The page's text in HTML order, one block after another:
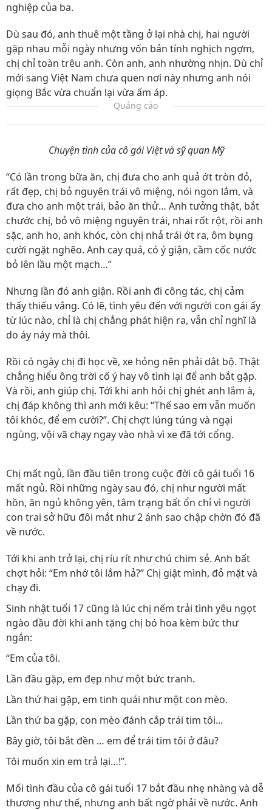
nghiệp của ba.
Dù sau đó, anh thuê một tầng ở lại nhà chị, hai người
gặp nhau mỗi ngày nhưng vốn bản tính nghịch ngợm,
chị chỉ toàn trêu anh. Còn anh, anh nhường nhịn. Dù chỉ
mới sang Việt Nam chưa quen nơi này nhưng anh nói
giọng Bắc vừa chuẩn lại vừa ấm áp.
Quảng cáo
Chuyện tình của cô gái Việt và sỹ quan Mỹ
“Có lần trong bữa ăn, chị đưa cho anh quả ớt tròn đỏ,
rất đẹp, chị bỏ nguyên trái vô miệng, nói ngon lắm, và
đưa cho anh một trái, bảo ăn thử… Anh tưởng thật, bắt
chước chị, bỏ vô miệng nguyên trái, nhai rốt rột, rồi anh
sặc, anh ho, anh khóc, còn chị nhả trái ớt ra, ôm bụng
cười ngặt nghẽo. Anh cay quá, có ý giận, cầm cốc nước
bỏ lên lầu một mạch…”
Nhưng lần đó anh giận. Rồi anh đi công tác, chị cảm
thấy thiếu vắng. Có lẽ, tình yêu đến với người con gái ấy
từ lúc nào, chỉ là chị chẳng phát hiện ra, vẫn chỉ nghĩ là
do áy náy mà thôi.
Rồi có ngày chị đi học về, xe hỏng nên phải dắt bộ. Thật
chẳng hiểu ông trời cố ý hay vô tình lại để anh bắt gặp.
Và rồi, anh giúp chị. Tới khi anh hỏi chị ghét anh lắm à,
chị đáp không thì anh mới kêu: “Thế sao em vẫn muốn
tôi khóc, để em cười?”. Chị chợt lúng túng và ngại
ngùng, vội vã chạy ngay vào nhà vì xe đã tới cổng.
Chị mất ngủ, lần đầu tiên trong cuộc đời cô gái tuổi 16
mất ngủ. Rồi những ngày sau đó, chị như người mất
hồn, ăn ngủ không yên, tâm trạng bất ổn chỉ vì người
con trai sở hữu đôi mắt như 2 ánh sao chập chờn đó đã
về nước.
Tới khi anh trở lại, chị ríu rít như chú chim sẻ. Anh bất
chợt hỏi: “Em nhớ tôi lắm hả?” Chị giật mình, đỏ mặt và
chạy đi.
Sinh nhật tuổi 17 cũng là lúc chị nếm trải tình yêu ngọt
ngào đầu đời khi anh tặng chị bó hoa kèm bức thư
ngắn:
“Em của tôi.
Lần đầu gặp, em đẹp như một bức tranh.
Lần thứ hai gặp, em tinh quái như một con mèo.
Lần thứ ba gặp, con mèo đánh cắp trái tim tôi...
Bây giờ, tôi bắt đền … em để trái tim tôi ở đâu?
Tôi muốn xin em trả lại…!”.
Mối tình đầu của cô gái tuổi 17 bắt đầu nhẹ nhàng và dễ
thương như thế, nhưng anh bất ngờ phải về nước. Anh